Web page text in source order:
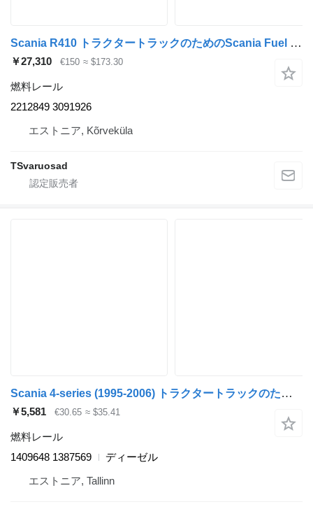
Scania R410 トラクタートラックのためのScania Fuel collector 2212849 燃料レール
￥27,310 €150 ≈ $173.30
燃料レール
2212849 3091926
エストニア, Kõrveküla
TSvaruosad
Scania 4-series (1995-2006) トラクタートラックのためのScania 4-series 124 (01.95-12.04) 1409648 1387569 燃料レール
￥5,581 €30.65 ≈ $35.41
燃料レール
1409648 1387569
ディーゼル
エストニア, Tallinn